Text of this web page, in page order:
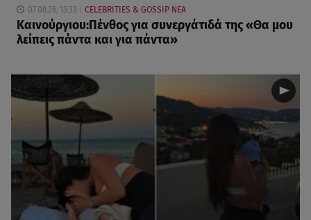
07.08.26, 13:33 CELEBRITIES & GOSSIP ΝΕΑ
Καινούργιου:Πένθος για συνεργάτιδά της «Θα μου
λείπεις πάντα και για πάντα»